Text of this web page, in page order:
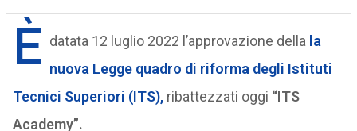
È datata 12 luglio 2022 l’approvazione della la
nuova Legge quadro di riforma degli Istituti
Tecnici Superiori (ITS),ribattezzati oggi “ITS
Academy”.